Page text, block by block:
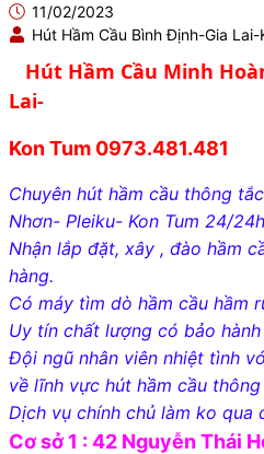
11/02/2023
Hút Hầm Cầu Bình Định-Gia
Hút Hầm Cầu Minh
Lai-
Kon Tum 0973.481.481
Chuyên hút hầm cầu thông
Nhơn- Pleiku- Kon Tum 24/24h
Nhận lắp đặt, xây , đào hầm
hàng.
Có máy tìm dò hầm cầu hầm
Uy tín chất lượng có bảo hành
Đội ngũ nhân viên nhiệt tình
về lĩnh vực hút hầm cầu
Dịch vụ chính chủ làm ko qua
Cơ sở 1 : 42 Nguyễn Thái